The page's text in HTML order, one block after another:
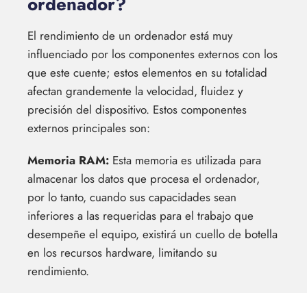
El rendimiento de un ordenador está muy
influenciado por los componentes externos con los
que este cuente; estos elementos en su totalidad
afectan grandemente la velocidad, fluidez y
precisión del dispositivo. Estos componentes
externos principales son:
Memoria RAM: Esta memoria es utilizada para
almacenar los datos que procesa el ordenador,
por lo tanto, cuando sus capacidades sean
inferiores a las requeridas para el trabajo que
desempeñe el equipo, existirá un cuello de botella
en los recursos hardware, limitando su
rendimiento.